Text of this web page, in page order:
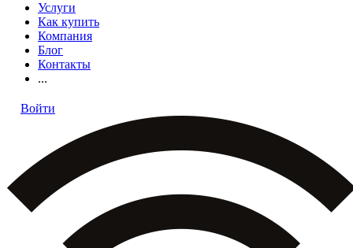
Услуги
Как купить
Компания
Блог
Контакты
...
Войти